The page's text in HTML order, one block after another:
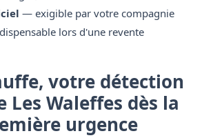
— exigible par votre compagnie
lors d'une revente
votre détection
Les Waleffes dès la
urgence